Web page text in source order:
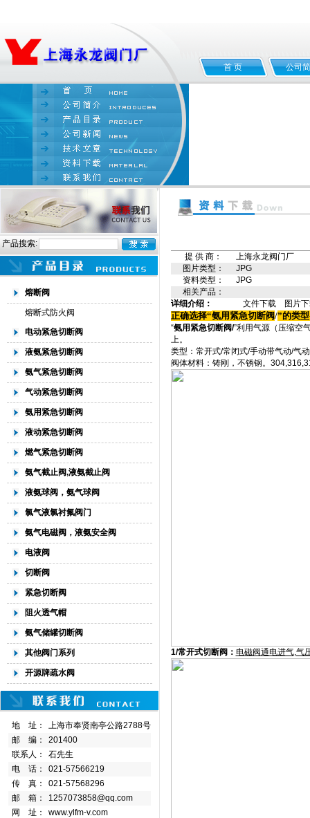
首 页 公司
产品搜索:
熔断阀
熔断式防火阀
电动紧急切断阀
液氨紧急切断阀
氨气紧急切断阀
气动紧急切断阀
氨用紧急切断阀
液动紧急切断阀
燃气紧急切断阀
氨气截止阀,液氨截止阀
液氨球阀，氨气球阀
氯气液氯衬氟阀门
氨气电磁阀，液氨安全阀
电液阀
切断阀
紧急切断阀
阻火透气帽
氨气储罐切断阀
其他阀门系列
开源牌疏水阀
地 址：
上海市奉贤南亭公路2788号
邮 编：
201400
联系人：
石先生
电 话：
021-57566219
传 真：
021-57568296
邮 箱：
1257073858@qq.com
网 址：
www.ylfm-v.com
提 供 商：
上海永龙阀门厂
图片类型：
JPG
资料类型：
JPG
相关产品：
详细介绍：
文件下载 图片
正确选择“氨用紧急切断阀/”的类
“氨用紧急切断阀/”利用气源（压缩空
上。
类型：常开式/常闭式/手动带气动/气
阀体材料：铸刚，不锈钢。
1/常开式切断阀： 电磁阀通电进气,气